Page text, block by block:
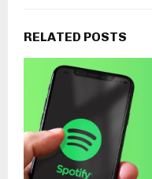
RELATED POSTS